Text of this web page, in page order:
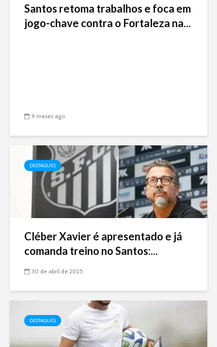
Santos retoma trabalhos e foca em
jogo-chave contra o Fortaleza na...
9 meses ago
DESTAQUES
Cléber Xavier é apresentado e já
comanda treino no Santos:...
30 de abril de 2025
DESTAQUES